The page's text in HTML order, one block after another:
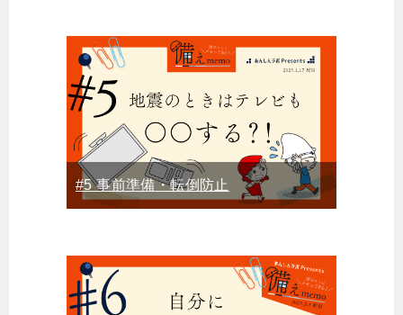
#5 事前準備・転倒防止